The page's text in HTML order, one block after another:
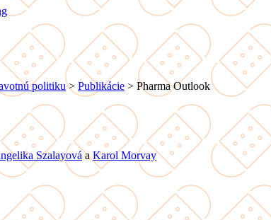
politiku> Publikácie > Pharma Outlook
SzalayováaKarol Morvay